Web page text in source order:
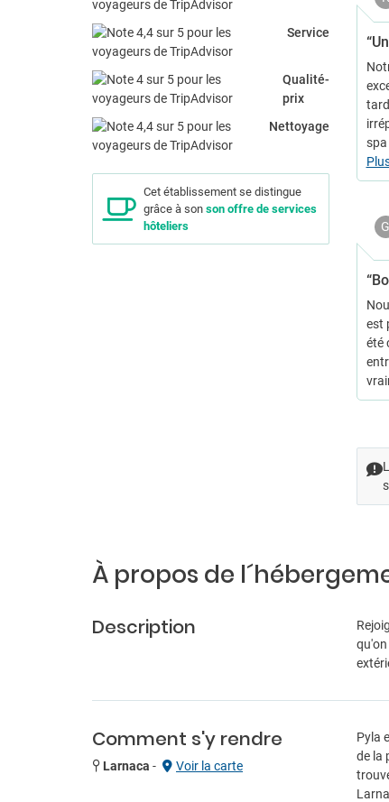
Service
Qualité-
prix
Nettoyage
Cet établissement se distingue
grâce à son son offre de services
hôteliers
spa
G
est
été
À propos de
Description
Comment s'y rendre
Larnaca - Voir la carte
Pyla
de la